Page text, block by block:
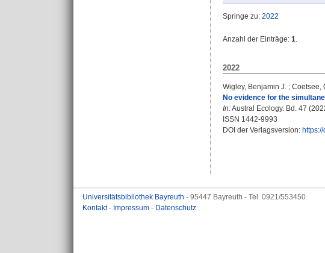
Springe zu: 2022
Anzahl der Einträge: 1.
2022
Wigley, Benjamin J. ; Coetsee,
No evidence for the
In:Austral Ecology. Bd. 47
ISSN 1442-9993
DOI der Verlagsversion:
Universitätsbibliothek Bayreuth - 95447 Bayreuth - Tel. 0921/553450
Kontakt- Impressum - Datenschutz